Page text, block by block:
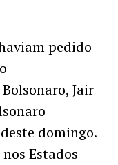
pedido
Jair
domingo.
Estados